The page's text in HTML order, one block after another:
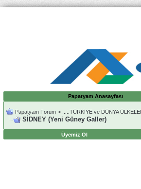
Papatyam Anasayfası
Papatyam Forum > ..::.TÜRKİYE ve DÜNYA
SİDNEY (Yeni Güney Galler)
Üyemiz Ol